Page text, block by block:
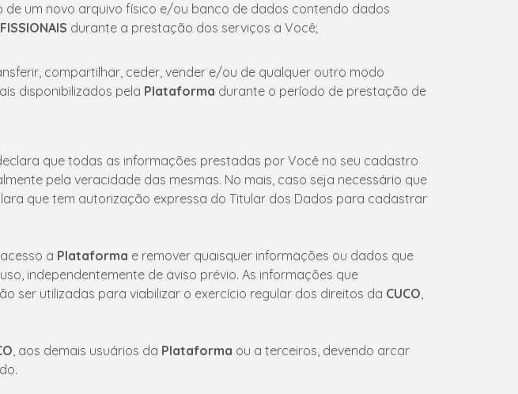
de um novo arquivo físico e/ou banco de dados contendo dados
durante a prestação dos serviços a Você;
compartilhar, ceder, vender e/ou de qualquer outro modo
disponibilizados pela Plataforma durante o período de prestação de
que todas as informações prestadas por Você no seu cadastro
pela veracidade das mesmas. No mais, caso seja necessário que
que tem autorização expressa do Titular dos Dados para cadastrar
a Plataforma e remover quaisquer informações ou dados que
independentemente de aviso prévio. As informações que
ser utilizadas para viabilizar o exercício regular dos direitos da CUCO,
, aos demais usuários da Plataforma ou a terceiros, devendo arcar